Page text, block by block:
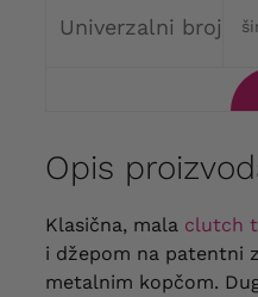
Univerzalni broj
Opis
Biserna
Clutch
torbica
u
Klasična, mala clutch
i džepom na patentni
metalnim kopčom.